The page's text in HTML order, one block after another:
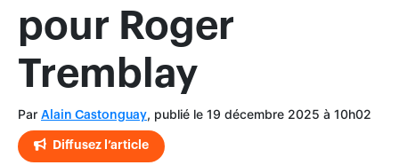
pour Roger
Tremblay
Par Alain Castonguay, publié le 19 décembre 2025 à 10h02
Diffusez l’article